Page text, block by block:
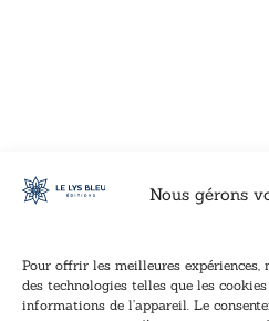
Nous gérons
Pour offrir les meilleures
des technologies telles que les
informations de l’appareil. Le